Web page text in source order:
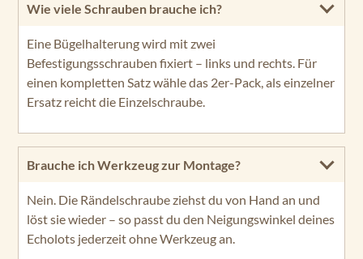
Wie viele Schrauben brauche ich?
Eine Bügelhalterung wird mit zwei
Befestigungsschrauben fixiert – links und rechts. Für
einen kompletten Satz wähle das 2er-Pack, als einzelner
Ersatz reicht die Einzelschraube.
Brauche ich Werkzeug zur Montage?
Nein. Die Rändelschraube ziehst du von Hand an und
löst sie wieder – so passt du den Neigungswinkel deines
Echolots jederzeit ohne Werkzeug an.